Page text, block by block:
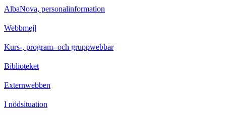
AlbaNova, personalinformation
Webbmejl
Kurs-, program- och gruppwebbar
Biblioteket
Externwebben
I nödsituation